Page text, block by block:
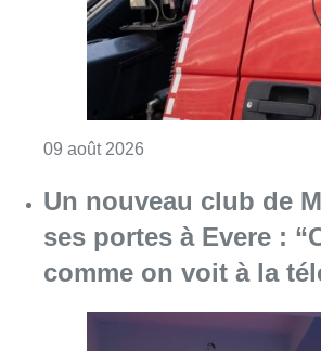
09 août 2026
Un nouveau club de
ses portes à Evere :
comme on voit à la